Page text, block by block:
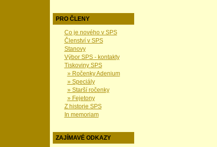
PRO ČLENY
Co je nového v SPS
Členství v SPS
Stanovy
Výbor SPS - kontakty
Tiskoviny SPS
» Ročenky Adenium
» Speciály
» Starší ročenky
» Fejetony
Z historie SPS
In memoriam
ZAJÍMAVÉ ODKAZY